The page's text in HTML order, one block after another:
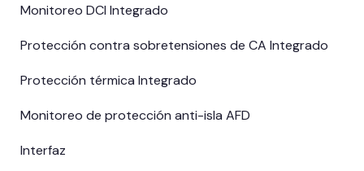
Monitoreo DCI Integrado
Protección contra sobretensiones de CA Integrado
Protección térmica Integrado
Monitoreo de protección anti-isla AFD
Interfaz